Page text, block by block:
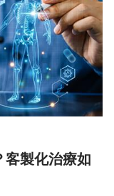
客製化治療如